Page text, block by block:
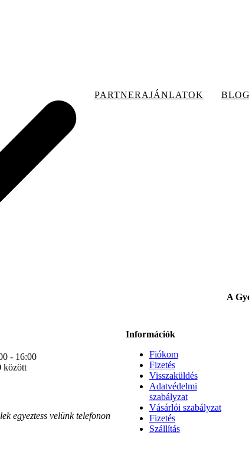
PARTNERAJÁNLATOK BLOG
- 16:00
között
egyeztess velünk telefonon
Információk
Fiókom
Fizetés
Visszaküldés
Adatvédelmi
szabályzat
Vásárlói szabályzat
Fizetés
Szállítás
A